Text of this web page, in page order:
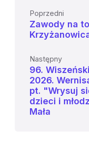
Poprzedni
Zawody na
Następny
96.
2026.
pt. "Wrysuj
dzieci i
Mała